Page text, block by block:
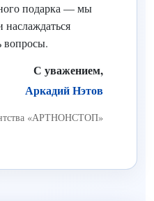
подарка — мы
вопросы.
С уважением,
Аркадий Нэтов
«АРТНОНСТОП»